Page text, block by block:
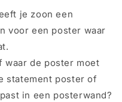
je zoon een
voor een poster waar
waar de poster moet
statement poster of
in een posterwand?